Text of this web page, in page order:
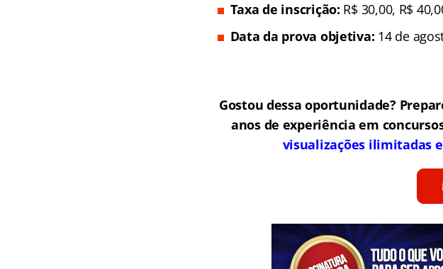
Taxa de inscrição: R$ 30,00, R$
Data da prova objetiva: 14 de
Gostou dessa oportunidade?
anos de experiência em
visualizações ilimitadas